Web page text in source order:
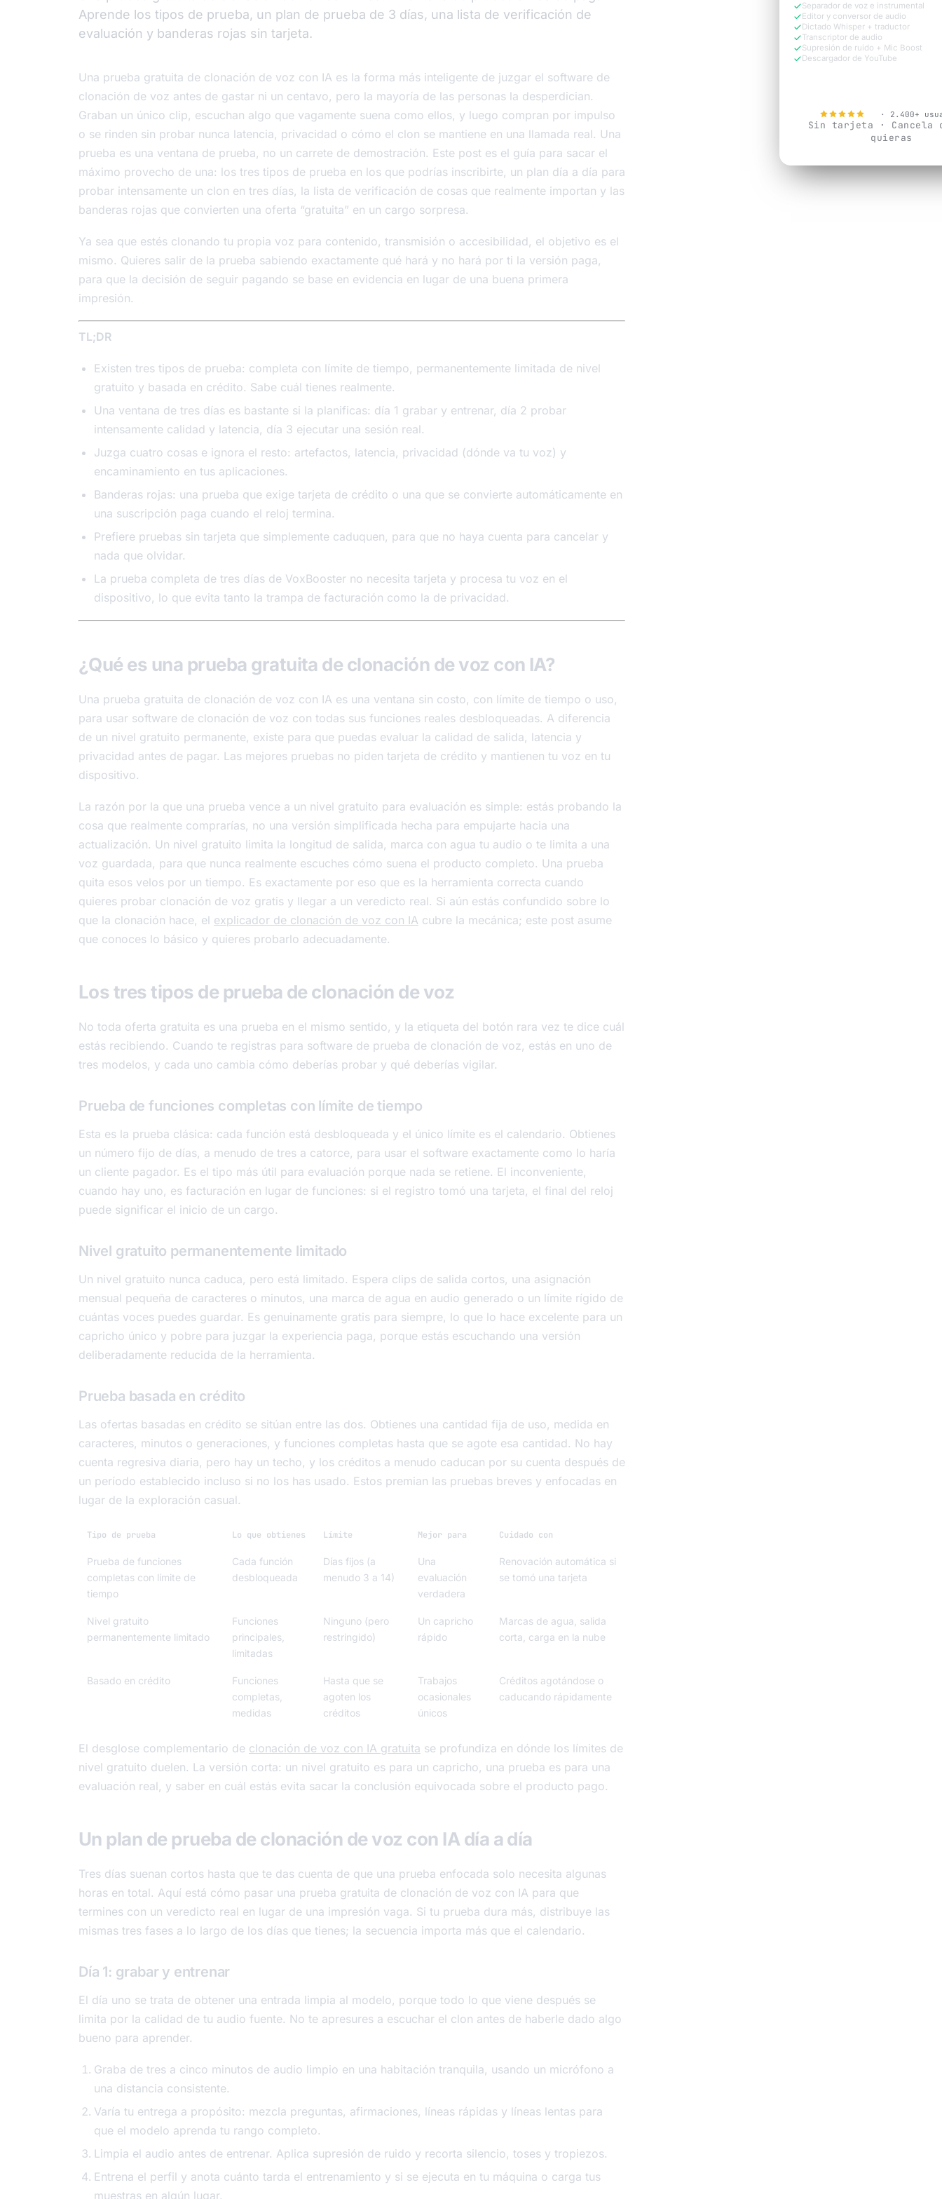
Aprende los tipos de prueba, un plan de prueba de 3 días, una lista de verificación de
evaluación y banderas rojas sin tarjeta.
Una prueba gratuita de clonación de voz con IA es la forma más inteligente de juzgar el software de
clonación de voz antes de gastar ni un centavo, pero la mayoría de las personas la desperdician.
Graban un único clip, escuchan algo que vagamente suena como ellos, y luego compran por impulso
o se rinden sin probar nunca latencia, privacidad o cómo el clon se mantiene en una llamada real. Una
prueba es una ventana de prueba, no un carrete de demostración. Este post es el guía para sacar el
máximo provecho de una: los tres tipos de prueba en los que podrías inscribirte, un plan día a día para
probar intensamente un clon en tres días, la lista de verificación de cosas que realmente importan y las
banderas rojas que convierten una oferta “gratuita” en un cargo sorpresa.
Ya sea que estés clonando tu propia voz para contenido, transmisión o accesibilidad, el objetivo es el
mismo. Quieres salir de la prueba sabiendo exactamente qué hará y no hará por ti la versión paga,
para que la decisión de seguir pagando se base en evidencia en lugar de una buena primera
impresión.
TL;DR
Existen tres tipos de prueba: completa con límite de tiempo, permanentemente limitada de nivel
gratuito y basada en crédito. Sabe cuál tienes realmente.
Una ventana de tres días es bastante si la planificas: día 1 grabar y entrenar, día 2 probar
intensamente calidad y latencia, día 3 ejecutar una sesión real.
Juzga cuatro cosas e ignora el resto: artefactos, latencia, privacidad (dónde va tu voz) y
encaminamiento en tus aplicaciones.
Banderas rojas: una prueba que exige tarjeta de crédito o una que se convierte automáticamente en
una suscripción paga cuando el reloj termina.
Prefiere pruebas sin tarjeta que simplemente caduquen, para que no haya cuenta para cancelar y
nada que olvidar.
La prueba completa de tres días de VoxBooster no necesita tarjeta y procesa tu voz en el
dispositivo, lo que evita tanto la trampa de facturación como la de privacidad.
¿Qué es una prueba gratuita de clonación de voz con IA?
Una prueba gratuita de clonación de voz con IA es una ventana sin costo, con límite de tiempo o uso,
para usar software de clonación de voz con todas sus funciones reales desbloqueadas. A diferencia
de un nivel gratuito permanente, existe para que puedas evaluar la calidad de salida, latencia y
privacidad antes de pagar. Las mejores pruebas no piden tarjeta de crédito y mantienen tu voz en tu
dispositivo.
La razón por la que una prueba vence a un nivel gratuito para evaluación es simple: estás probando la
cosa que realmente comprarías, no una versión simplificada hecha para empujarte hacia una
actualización. Un nivel gratuito limita la longitud de salida, marca con agua tu audio o te limita a una
voz guardada, para que nunca realmente escuches cómo suena el producto completo. Una prueba
quita esos velos por un tiempo. Es exactamente por eso que es la herramienta correcta cuando
quieres probar clonación de voz gratis y llegar a un veredicto real. Si aún estás confundido sobre lo
que la clonación hace, el explicador de clonación de voz con IA cubre la mecánica; este post asume
que conoces lo básico y quieres probarlo adecuadamente.
Los tres tipos de prueba de clonación de voz
No toda oferta gratuita es una prueba en el mismo sentido, y la etiqueta del botón rara vez te dice cuál
estás recibiendo. Cuando te registras para software de prueba de clonación de voz, estás en uno de
tres modelos, y cada uno cambia cómo deberías probar y qué deberías vigilar.
Prueba de funciones completas con límite de tiempo
Esta es la prueba clásica: cada función está desbloqueada y el único límite es el calendario. Obtienes
un número fijo de días, a menudo de tres a catorce, para usar el software exactamente como lo haría
un cliente pagador. Es el tipo más útil para evaluación porque nada se retiene. El inconveniente,
cuando hay uno, es facturación en lugar de funciones: si el registro tomó una tarjeta, el final del reloj
puede significar el inicio de un cargo.
Nivel gratuito permanentemente limitado
Un nivel gratuito nunca caduca, pero está limitado. Espera clips de salida cortos, una asignación
mensual pequeña de caracteres o minutos, una marca de agua en audio generado o un límite rígido de
cuántas voces puedes guardar. Es genuinamente gratis para siempre, lo que lo hace excelente para un
capricho único y pobre para juzgar la experiencia paga, porque estás escuchando una versión
deliberadamente reducida de la herramienta.
Prueba basada en crédito
Las ofertas basadas en crédito se sitúan entre las dos. Obtienes una cantidad fija de uso, medida en
caracteres, minutos o generaciones, y funciones completas hasta que se agote esa cantidad. No hay
cuenta regresiva diaria, pero hay un techo, y los créditos a menudo caducan por su cuenta después de
un período establecido incluso si no los has usado. Estos premian las pruebas breves y enfocadas en
lugar de la exploración casual.
Tipo de prueba Lo que obtienes Límite Mejor para Cuidado con
Prueba de funciones
completas con límite de
tiempo
Cada función
desbloqueada
Días fijos (a
menudo 3 a 14)
Una
evaluación
verdadera
Renovación automática si
se tomó una tarjeta
Nivel gratuito
permanentemente limitado
Funciones
principales,
limitadas
Ninguno (pero
restringido)
Un capricho
rápido
Marcas de agua, salida
corta, carga en la nube
Basado en crédito
Funciones
completas,
medidas
Hasta que se
agoten los
créditos
Trabajos
ocasionales
únicos
Créditos agotándose o
caducando rápidamente
El desglose complementario de clonación de voz con IA gratuita se profundiza en dónde los límites de
nivel gratuito duelen. La versión corta: un nivel gratuito es para un capricho, una prueba es para una
evaluación real, y saber en cuál estás evita sacar la conclusión equivocada sobre el producto pago.
Un plan de prueba de clonación de voz con IA día a día
Tres días suenan cortos hasta que te das cuenta de que una prueba enfocada solo necesita algunas
horas en total. Aquí está cómo pasar una prueba gratuita de clonación de voz con IA para que
termines con un veredicto real en lugar de una impresión vaga. Si tu prueba dura más, distribuye las
mismas tres fases a lo largo de los días que tienes; la secuencia importa más que el calendario.
Día 1: grabar y entrenar
El día uno se trata de obtener una entrada limpia al modelo, porque todo lo que viene después se
limita por la calidad de tu audio fuente. No te apresures a escuchar el clon antes de haberle dado algo
bueno para aprender.
Graba de tres a cinco minutos de audio limpio en una habitación tranquila, usando un micrófono a
una distancia consistente.
Varía tu entrega a propósito: mezcla preguntas, afirmaciones, líneas rápidas y líneas lentas para
que el modelo aprenda tu rango completo.
Limpia el audio antes de entrenar. Aplica supresión de ruido y recorta silencio, toses y tropiezos.
Entrena el perfil y anota cuánto tarda el entrenamiento y si se ejecuta en tu máquina o carga tus
muestras en algún lugar.
Separador de voz e instrumental
Editor y conversor de audio
Dictado Whisper + traductor
Transcriptor de audio
Supresión de ruido + Mic Boost
Descargador de YouTube
· 2.400+
Sin tarjeta · Cancela
quieras